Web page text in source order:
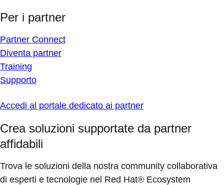
Per i partner
Partner Connect
Diventa partner
Training
Supporto
Accedi al portale dedicato ai partner
Crea soluzioni supportate da partner
affidabili
Trova le soluzioni della nostra community collaborativa
di esperti e tecnologie nel Red Hat® Ecosystem